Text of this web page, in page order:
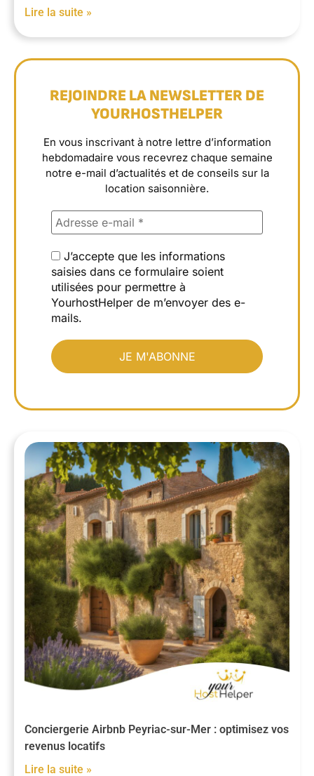
Lire la suite »
REJOINDRE LA NEWSLETTER DE
YOURHOSTHELPER
En vous inscrivant à notre lettre d’information
hebdomadaire vous recevrez chaque semaine
notre e-mail d’actualités et de conseils sur la
location saisonnière.
J’accepte que les informations
saisies dans ce formulaire soient
utilisées pour permettre à
YourhostHelper de m’envoyer des e-
mails.
Conciergerie Airbnb Peyriac-sur-Mer : optimisez vos
revenus locatifs
Lire la suite »